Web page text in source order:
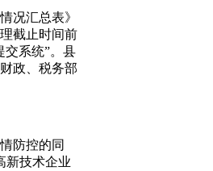
况汇总表》
截止时间前
交系统”。县
政、税务部
防控的同
新技术企业